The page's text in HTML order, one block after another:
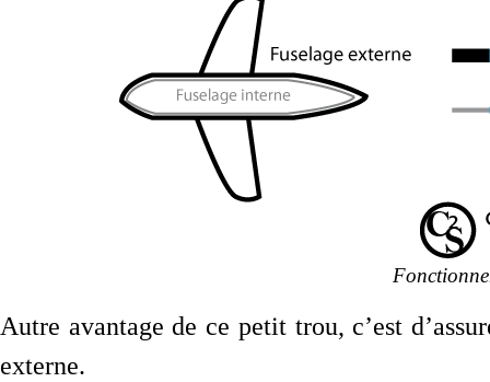
Autre avantage de ce petit trou, c’est
externe.